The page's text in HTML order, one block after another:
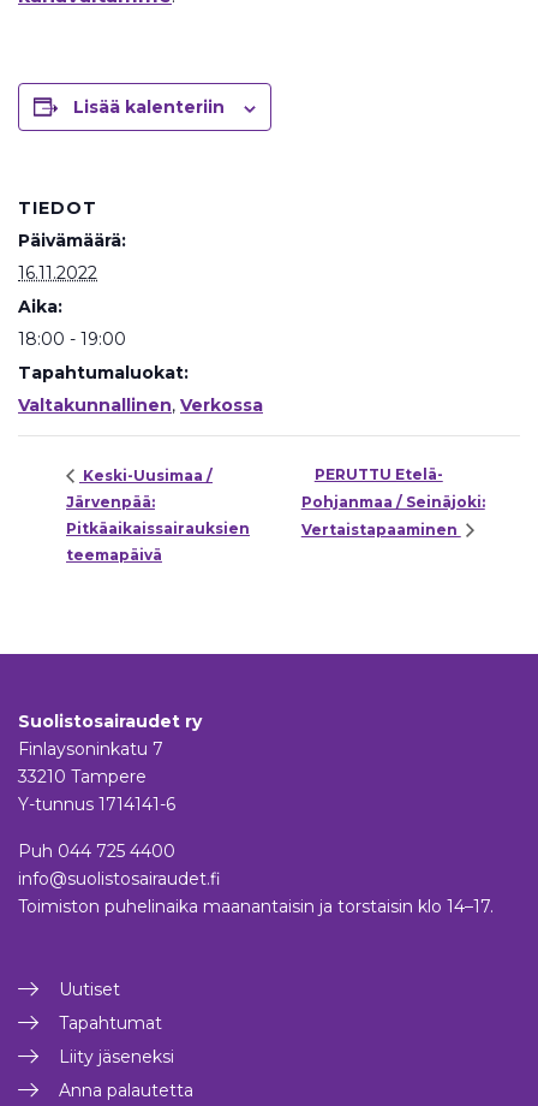
Lisää kalenteriin
TIEDOT
Päivämäärä:
16.11.2022
Aika:
18:00 - 19:00
Tapahtumaluokat:
Valtakunnallinen, Verkossa
Keski-Uusimaa /
Järvenpää:
Pitkäaikaissairauksien
teemapäivä
PERUTTU Etelä-
Pohjanmaa / Seinäjoki:
Vertaistapaaminen
Suolistosairaudet ry
Finlaysoninkatu 7
33210 Tampere
Y-tunnus 1714141-6
Puh 044 725 4400
info@suolistosairaudet.fi
Toimiston puhelinaika maanantaisin ja torstaisin klo 14–17.
Uutiset
Tapahtumat
Liity jäseneksi
Anna palautetta